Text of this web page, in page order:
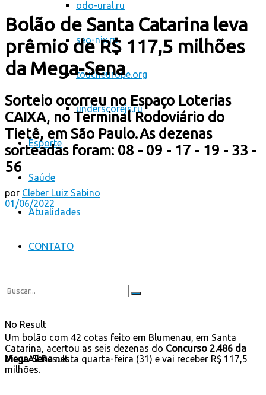
odo-ural.ru
seo-nix.ru
toucheurope.org
underscorejs.ru
Esporte
Saúde
Atualidades
CONTATO
No Result
View All Result
Bolão de Santa Catarina leva
prêmio de R$ 117,5 milhões
da Mega-Sena
Sorteio ocorreu no Espaço Loterias
CAIXA, no Terminal Rodoviário do
Tietê, em São Paulo. As dezenas
sorteadas foram: 08 - 09 - 17 - 19 - 33 -
56
por Cleber Luiz Sabino
01/06/2022
Um bolão com 42 cotas feito em Blumenau, em Santa
Catarina, acertou as seis dezenas do Concurso 2.486 da
Mega-Senanesta quarta-feira (31) e vai receber R$ 117,5
milhões.